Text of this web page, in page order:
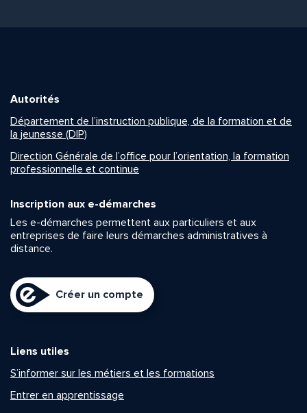
Autorités
Département de l’instruction publique, de la formation et de
la jeunesse (DIP)
Direction Générale de l’office pour l’orientation, la formation
professionnelle et continue
Inscription aux e-démarches
Les e-démarches permettent aux particuliers et aux
entreprises de faire leurs démarches administratives à
distance.
Créer un compte
Liens utiles
S’informer sur les métiers et les formations
Entrer en apprentissage